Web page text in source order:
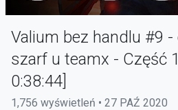
Valium bez handlu #9
szarf u teamx - Część
0:38:44]
1,756 wyświetleń • 27 PAŹ 2020